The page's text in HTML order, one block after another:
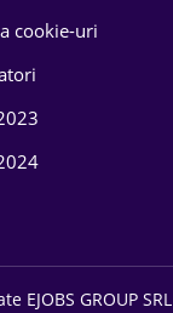
cookie-uri
EJOBS GROUP SRL